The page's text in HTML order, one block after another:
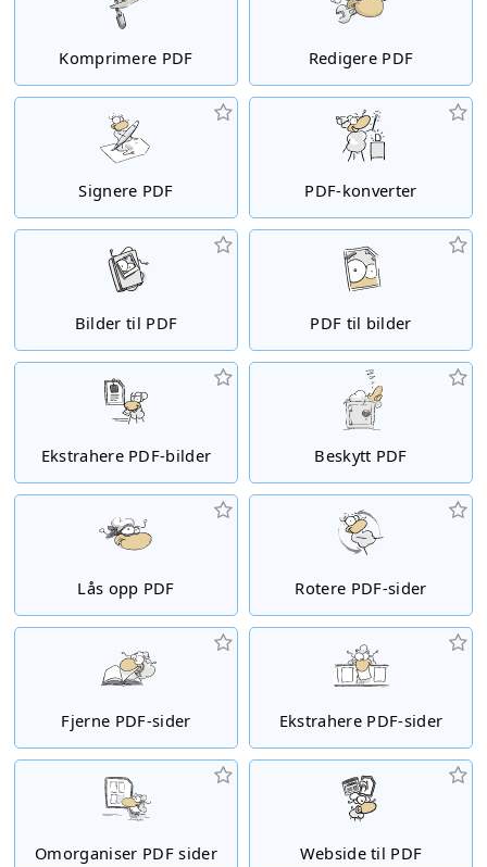
Komprimere PDF Redigere PDF
Signere PDF PDF-konverter
Bilder til PDF PDF til bilder
Ekstrahere PDF-bilder Beskytt PDF
Lås opp PDF Rotere PDF-sider
Fjerne PDF-sider Ekstrahere PDF-sider
Omorganiser PDF sider Webside til PDF